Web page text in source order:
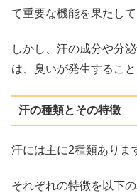
て重要な機能を果たして
しかし、汗の成分や分
は、臭いが発生すること
汗の種類とその特徴
汗には主に2種類ありま
それぞれの特徴を以下